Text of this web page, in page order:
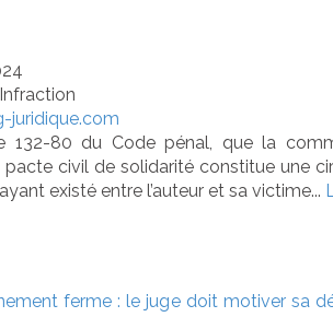
juridique.com
132-80 du Code pénal, que la
pacte civil de solidarité constitue une
existé entre l’auteur et sa victime...
ferme : le juge doit motiver sa